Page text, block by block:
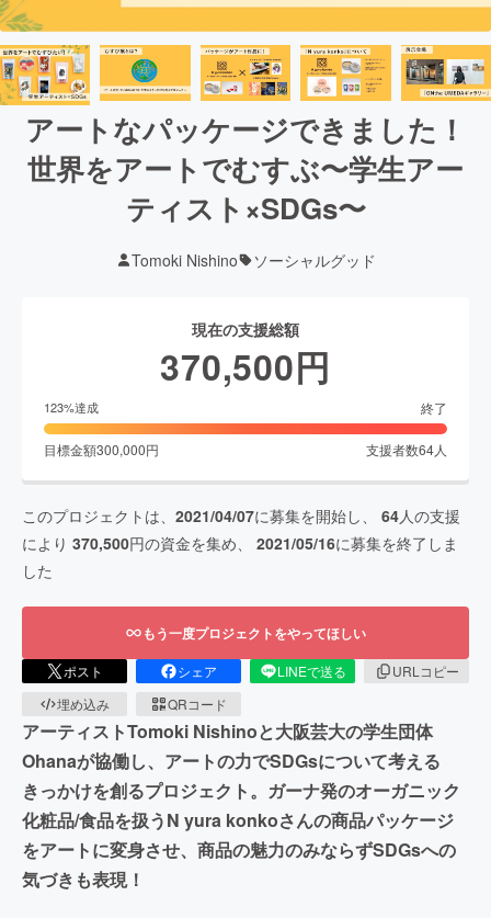
アートなパッケージできました！
世界をアートでむすぶ〜学生アー
ティスト×SDGs〜
Tomoki Nishino ソーシャルグッド
現在の支援総額
370,500円
123%達成 終了
目標金額300,000円 支援者数64人
このプロジェクトは、 2021/04/07に募集を開始し、 64人の支援
により 370,500円の資金を集め、 2021/05/16に募集を終了しま
した
もう一度プロジェクトをやってほしい
ポスト シェア LINEで送る
URLコピー
埋め込み
QRコード
アーティストTomoki Nishinoと大阪芸大の学生団体
Ohanaが協働し、アートの力でSDGsについて考える
きっかけを創るプロジェクト。ガーナ発のオーガニック
化粧品/食品を扱うN yura konkoさんの商品パッケージ
をアートに変身させ、商品の魅力のみならずSDGsへの
気づきも表現！